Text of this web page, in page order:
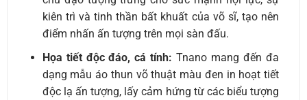
kiên trì và tinh thần bất khuất của võ sĩ, tạo nên
điểm nhấn ấn tượng trên mọi sàn đấu.
Họa tiết độc đáo, cá tính: Tnano mang đến đa
dạng mẫu áo thun võ thuật màu đen in hoạt tiết
độc lạ ấn tượng, lấy cảm hứng từ các biểu tượng